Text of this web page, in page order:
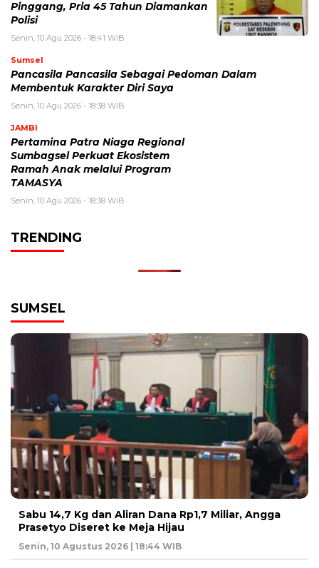
Pinggang, Pria 45 Tahun Diamankan
Polisi
Senin, 10 Agu 2026 - 18:41 WIB
Sumsel
Pancasila Pancasila Sebagai Pedoman Dalam
Membentuk Karakter Diri Saya
Senin, 10 Agu 2026 - 18:38 WIB
JAMBI
Pertamina Patra Niaga Regional
Sumbagsel Perkuat Ekosistem
Ramah Anak melalui Program
TAMASYA
Senin, 10 Agu 2026 - 18:38 WIB
TRENDING
SUMSEL
Sabu 14,7 Kg dan Aliran Dana Rp1,7 Miliar, Angga
Prasetyo Diseret ke Meja Hijau
Senin, 10 Agustus 2026 | 18:44 WIB